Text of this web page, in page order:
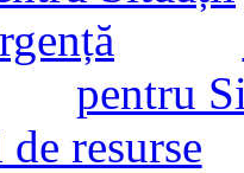
pentru